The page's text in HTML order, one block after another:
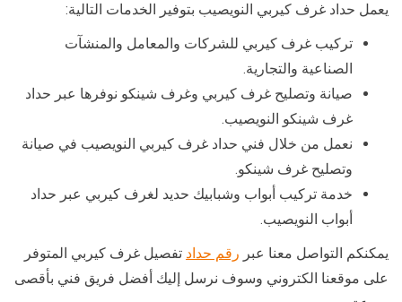
يعمل حداد غرف كيربي النويصيب بتوفير الخدمات التالية:
تركيب غرف كيربي للشركات والمعامل والمنشآت
الصناعية والتجارية.
صيانة وتصليح غرف كيربي وغرف شينكو نوفرها عبر حداد
غرف شينكو النويصيب.
نعمل من خلال فني حداد غرف كيربي النويصيب في صيانة
وتصليح غرف شينكو.
خدمة تركيب أبواب وشبابيك حديد لغرف كيربي عبر حداد
أبواب النويصيب.
يمكنكم التواصل معنا عبر رقم حداد تفصيل غرف كيربي المتوفر
على موقعنا الكتروني وسوف نرسل إليك أفضل فريق فني بأقصى